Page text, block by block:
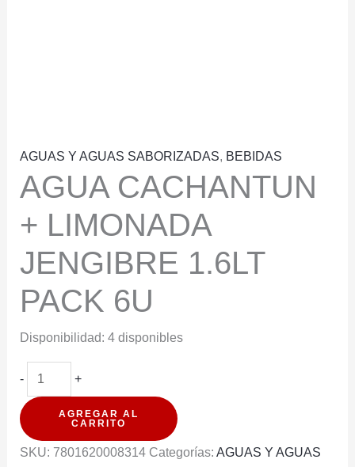
AGUAS Y AGUAS SABORIZADAS, BEBIDAS
AGUA CACHANTUN
+ LIMONADA
JENGIBRE 1.6LT
PACK 6U
Disponibilidad: 4 disponibles
-
AGUA
CACHANTUN
LIMONADA
+
AGREGAR AL
CARRITO
SKU: 7801620008314 Categorías: AGUAS Y AGUAS